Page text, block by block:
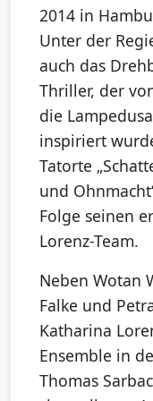
2014 in
Unter der
auch das
Thriller, der
die
inspiriert
Tatorte
und
Folge seinen
Lorenz-Team.
Neben Wotan
Falke und
Katharina
Ensemble in
Thomas